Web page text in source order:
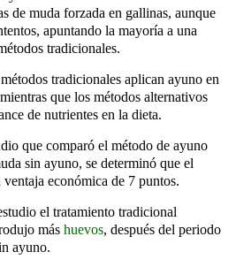
de muda forzada en gallinas, aunque
apuntando la mayoría a una
tradicionales.
tradicionales aplican ayuno en
que los métodos alternativos
de nutrientes en la dieta.
que comparó el método de ayuno
sin ayuno, se determinó que el
económica de 7 puntos.
el tratamiento tradicional
más huevos, después del periodo
ayuno.